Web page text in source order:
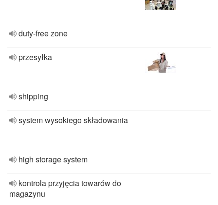
duty-free zone
przesyłka
shipping
system wysokiego składowania
high storage system
kontrola przyjęcia towarów do
magazynu